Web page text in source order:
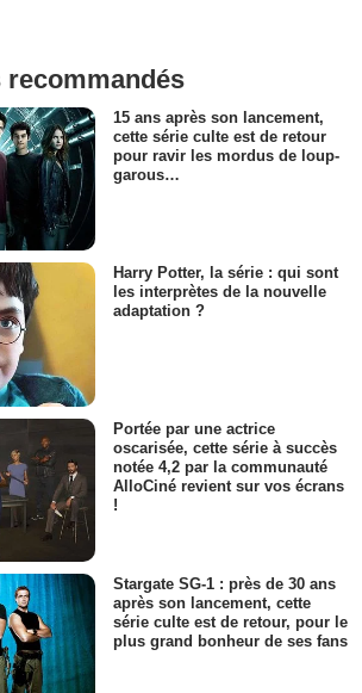
recommandés
15 ans après son lancement,
cette série culte est de retour
pour ravir les mordus de loup-
garous…
Harry Potter, la série : qui sont
les interprètes de la nouvelle
adaptation ?
Portée par une actrice
oscarisée, cette série à succès
notée 4,2 par la communauté
AlloCiné revient sur vos écrans
!
Stargate SG-1 : près de 30 ans
après son lancement, cette
série culte est de retour, pour le
plus grand bonheur de ses fans